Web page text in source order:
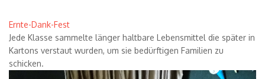
Ernte-Dank-Fest
Jede Klasse sammelte länger haltbare Lebensmittel die später in
Kartons verstaut wurden, um sie bedürftigen Familien zu
schicken.